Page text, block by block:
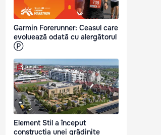
Garmin Forerunner: Ceasul care
evoluează odată cu alergătorul
Ⓟ
Element Stil a început
construcția unei grădinițe